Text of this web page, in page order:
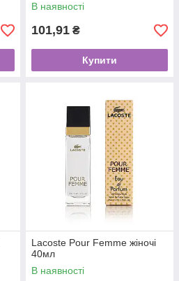
В наявності
101,91 ₴
Купити
Lacoste Pour Femme жіночі
40мл
В наявності